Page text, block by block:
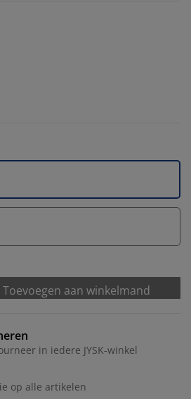
Toevoegen aan winkelmand
in iedere JYSK-winkel
op alle artikelen